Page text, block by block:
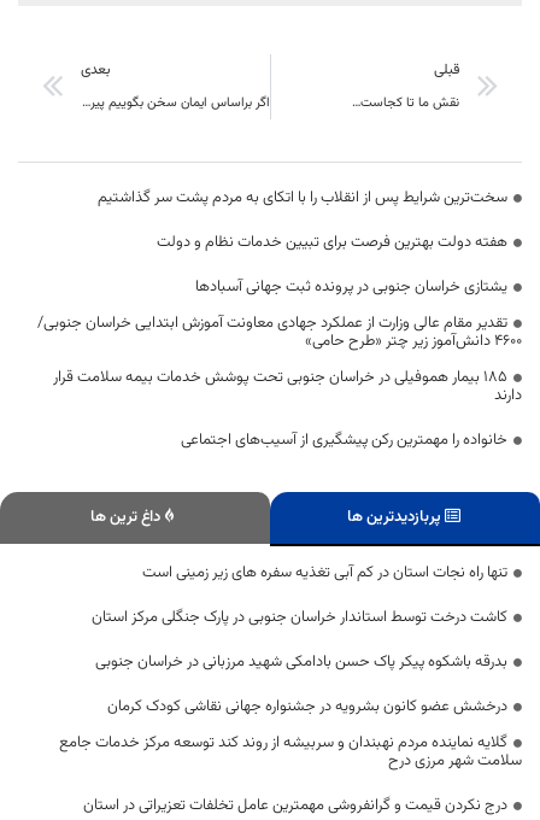
قبلی
نقش ما تا کجاست…
بعدی
اگر براساس ایمان سخن بگوییم پیروز هستیم
سخت‌ترین شرایط پس از انقلاب را با اتکای به مردم پشت سر گذاشتیم
هفته دولت بهترین فرصت برای تبیین خدمات نظام و دولت
یشتازی خراسان جنوبی در پرونده ثبت جهانی آسبادها
تقدیر مقام عالی وزارت از عملکرد جهادی معاونت آموزش ابتدایی خراسان جنوبی/
۴۶۰۰ دانش‌آموز زیر چتر «طرح حامی»
۱۸۵ بیمار هموفیلی در خراسان جنوبی تحت پوشش خدمات بیمه سلامت قرار
دارند
خانواده را مهمترین رکن پیشگیری از آسیب‌های اجتماعی
پربازدیدترین ها داغ ترین ها
تنها راه نجات استان در کم آبی تغذیه سفره های زیر زمینی است
کاشت درخت توسط استاندار خراسان جنوبی در پارک جنگلی مرکز استان
بدرقه باشکوه پیکر پاک حسن بادامکی شهید مرزبانی در خراسان جنوبی
درخشش عضو کانون بشرویه در جشنواره جهانی نقاشی کودک کرمان
گلایه نماینده مردم نهبندان و سربیشه از روند کند توسعه مرکز خدمات جامع
سلامت شهر مرزی درح
درج نکردن قیمت و گرانفروشی مهمترین عامل تخلفات تعزیراتی در استان